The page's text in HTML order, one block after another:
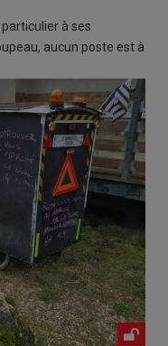
à ses
aucun poste est à